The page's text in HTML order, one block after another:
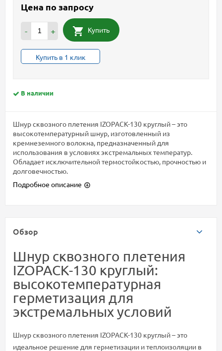
Цена по запросу
- + Купить
Купить в 1 клик
В наличии
Шнур сквозного плетения IZOPACK-130 круглый – это
высокотемпературный шнур, изготовленный из
кремнеземного волокна, предназначенный для
использования в условиях экстремальных температур.
Обладает исключительной термостойкостью, прочностью и
долговечностью.
Подробное описание
Обзор
Шнур сквозного плетения
IZOPACK-130 круглый:
высокотемпературная
герметизация для
экстремальных условий
Шнур сквозного плетения IZOPACK-130 круглый – это
идеальное решение для герметизации и теплоизоляции в